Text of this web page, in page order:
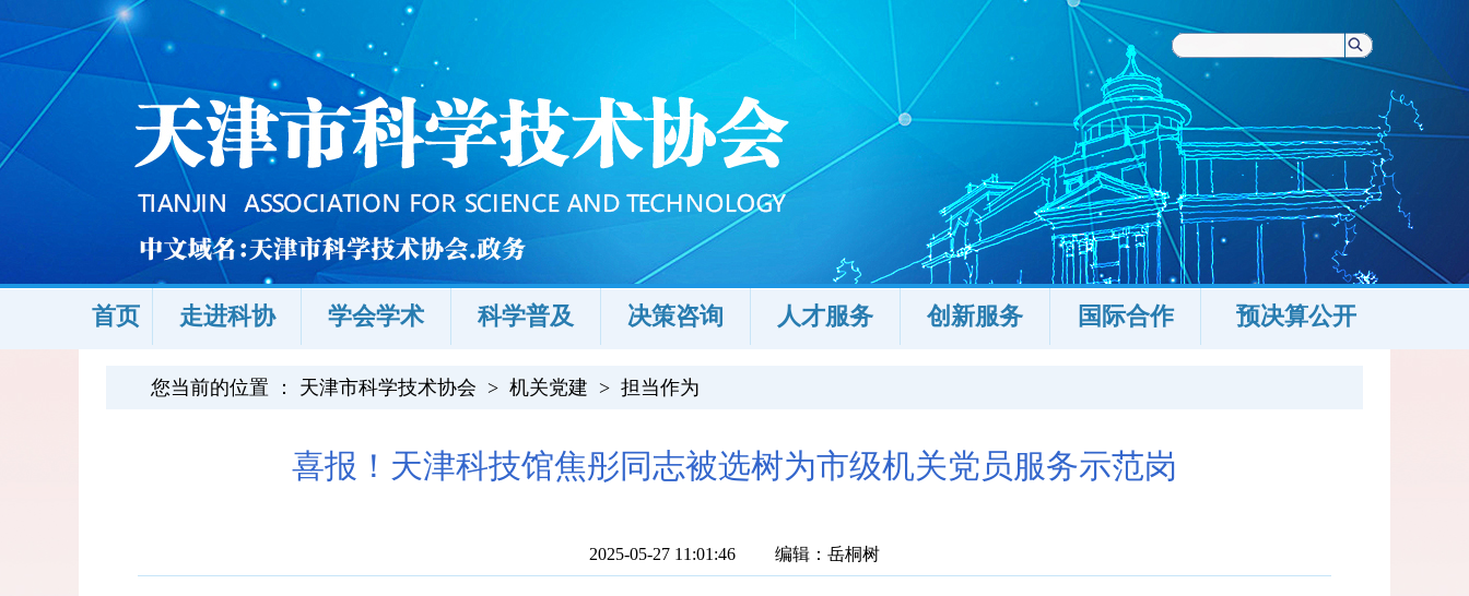
首页 走进科协 学会学术 科学普及 决策咨询 人才服务 创新服务 国际合作 预决算公开
您当前的位置 ： 天津市科学技术协会 > 机关党建 > 担当作为
喜报！天津科技馆焦彤同志被选树为市级机关党员服务示范岗
2025-05-27 11:01:46 编辑：岳桐树